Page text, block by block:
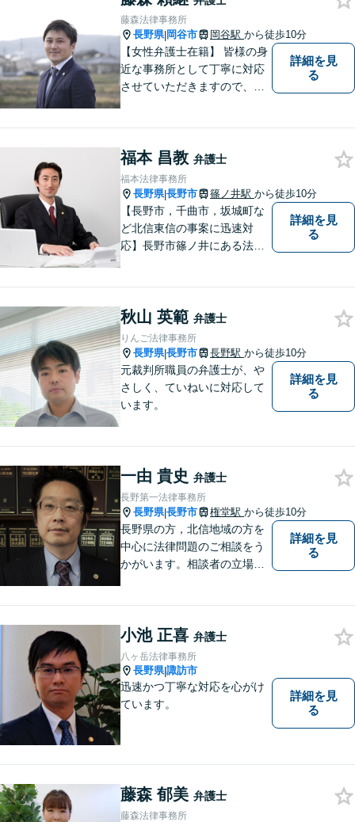
ご相談ください。
藤森法律事務所
長野県|岡谷市 岡谷駅 から徒歩10分
【女性弁護士在籍】 皆様の身
近な事務所として丁寧に対応
させていただきますので、お
詳細を見
る
福本 昌教 弁護士
福本法律事務所
長野県|長野市 篠ノ井駅 から徒歩10分
【長野市，千曲市，坂城町な
ど北信東信の事案に迅速対
応】長野市篠ノ井にある法律
方は是非ご相談ください。迅
速に対応いたします。
詳細を見
る
秋山 英範 弁護士
りんご法律事務所
長野県|長野市 長野駅 から徒歩10分
元裁判所職員の弁護士が、や
さしく、ていねいに対応して
います。
詳細を見
る
一由 貴史 弁護士
長野第一法律事務所
長野県|長野市 権堂駅 から徒歩10分
長野県の方，北信地域の方を
中心に法律問題のご相談をう
かがいます。相談者の立場を
詳細を見
る
小池 正喜 弁護士
八ヶ岳法律事務所
長野県|諏訪市
迅速かつ丁寧な対応を心がけ
ています。
詳細を見
る
藤森 郁美 弁護士
藤森法律事務所